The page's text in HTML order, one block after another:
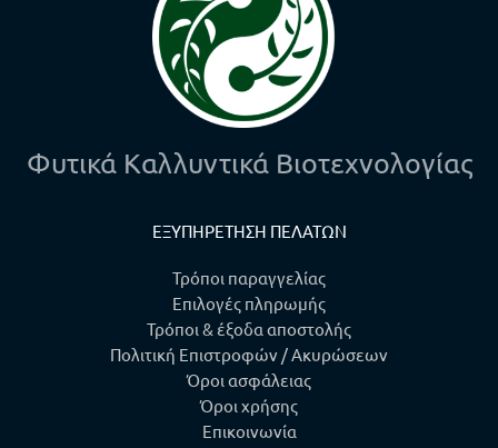
Φυτικά Καλλυντικά Βιοτεχνολογίας
ΕΞΥΠΗΡΕΤΗΣΗ ΠΕΛΑΤΩΝ
Τρόποι παραγγελίας
Επιλογές πληρωμής
Τρόποι & έξοδα αποστολής
Πολιτική Επιστροφών / Ακυρώσεων
Όροι ασφάλειας
Όροι χρήσης
Επικοινωνία